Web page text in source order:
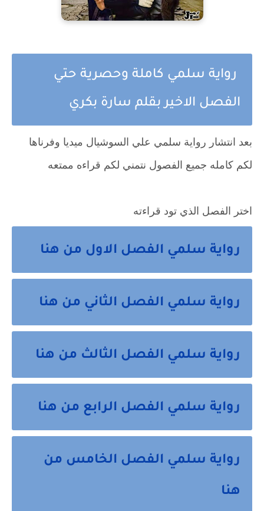
رواية سلمي كاملة وحصرية حتي
الفصل الاخير بقلم سارة بكري
بعد انتشار رواية سلمي علي السوشيال ميديا وفرناها
لكم كامله جميع الفصول نتمني لكم قراءه ممتعه
اختر الفصل الذي تود قراءته
رواية سلمي الفصل الاول من هنا
رواية سلمي الفصل الثاني من هنا
رواية سلمي الفصل الثالث من هنا
رواية سلمي الفصل الرابع من هنا
رواية سلمي الفصل الخامس من
هنا